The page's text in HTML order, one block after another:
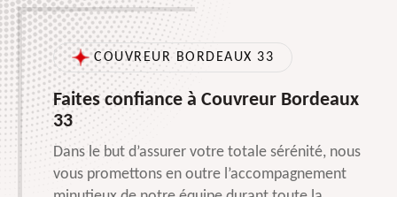
COUVREUR BORDEAUX 33
Faites confiance à Couvreur Bordeaux
33
Dans le but d’assurer votre totale sérénité, nous
vous promettons en outre l’accompagnement